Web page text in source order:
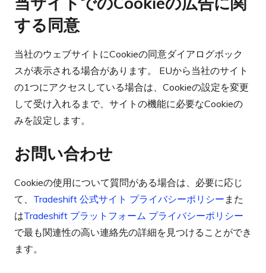
する同意
当社のウェブサイトにCookieの同意ダイアログボック
スが表示される場合があります。 EUから当社のサイト
の1つにアクセスしている場合は、Cookieの設定を変更
して受け入れるまで、サイトの機能に必要なCookieの
みを設定します。
お問い合わせ
Cookieの使用について質問がある場合は、必要に応じ
て、 Tradeshift 公式サイト プライバシーポリシー また
はTradeshift プラットフォーム プライバシーポリシー
で最も関連性の高い連絡先の詳細を見つけることができ
ます。